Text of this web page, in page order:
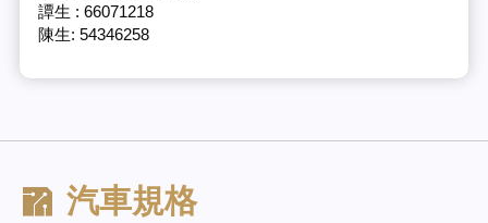
譚生 : 66071218
陳生: 54346258
汽車規格